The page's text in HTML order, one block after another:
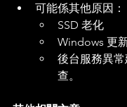
可能係其他原因：
SSD 老化
Windows 更
後台服務異
查。